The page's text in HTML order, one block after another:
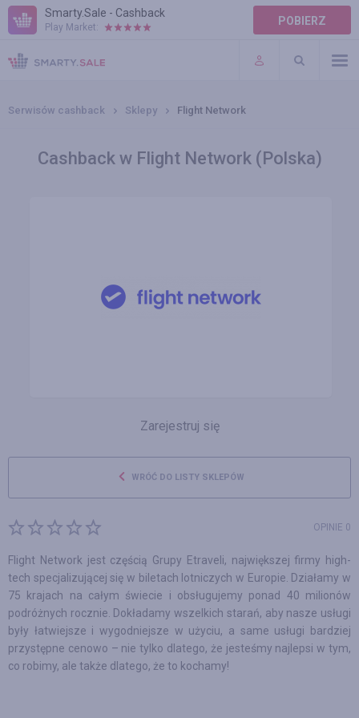
Smarty.Sale - Cashback
Play Market: POBIERZ
POMOC
WARUNKI
Serwisów cashback Sklepy Flight Network
Cashback w Flight Network (Polska)
Zarejestruj się
WRÓĆ DO LISTY SKLEPÓW
OPINIE 0
Flight Network jest częścią Grupy Etraveli, największej firmy high-
tech specjalizującej się w biletach lotniczych w Europie. Działamy w
75 krajach na całym świecie i obsługujemy ponad 40 milionów
podróżnych rocznie. Dokładamy wszelkich starań, aby nasze usługi
były łatwiejsze i wygodniejsze w użyciu, a same usługi bardziej
przystępne cenowo – nie tylko dlatego, że jesteśmy najlepsi w tym,
co robimy, ale także dlatego, że to kochamy!